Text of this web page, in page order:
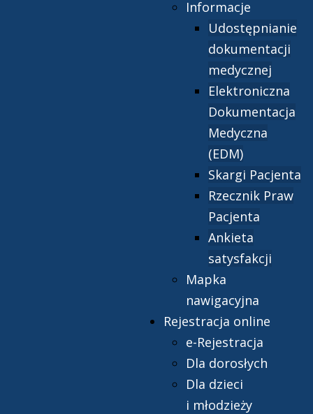
Informacje
Udostępnianie
dokumentacji
medycznej
Elektroniczna
Dokumentacja
Medyczna
(EDM)
Skargi Pacjenta
Rzecznik Praw
Pacjenta
Ankieta
satysfakcji
Mapka
nawigacyjna
Rejestracja online
e-Rejestracja
Dla dorosłych
Dla dzieci
i młodzieży